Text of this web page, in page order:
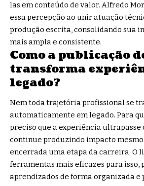
las em conteúdo de valor. Alfredo
essa percepção ao unir atuação
produção escrita, consolidando sua
mais ampla e consistente.
Como a publicação
transforma
legado?
Nem toda trajetória profissional se
automaticamente em legado. Para
preciso que a experiência ultrapasse
continue produzindo impacto mesmo
encerrada uma etapa da carreira. O
ferramentas mais eficazes para isso,
aprendizados de forma organizada e